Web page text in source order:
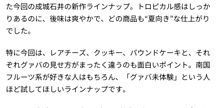
た今回の成城石井の新作ラインナップ。トロピカル感はしっか
りあるのに、後味は爽やかで、どの商品も“夏向き”な仕上がり
でした。
特に今回は、レアチーズ、クッキー、パウンドケーキと、それ
ぞれグァバの見せ方がまったく違うのも面白いポイント。南国
フルーツ系が好きな人はもちろん、「グァバ未体験」という人
ほど試してほしいラインナップです。